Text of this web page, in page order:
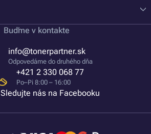
Buďme v kontakte
info@tonerpartner.sk
Odpovedáme do druhého dňa
+421 2 330 068 77
Po–Pi 8:00 – 16:00
Sledujte nás na Facebooku